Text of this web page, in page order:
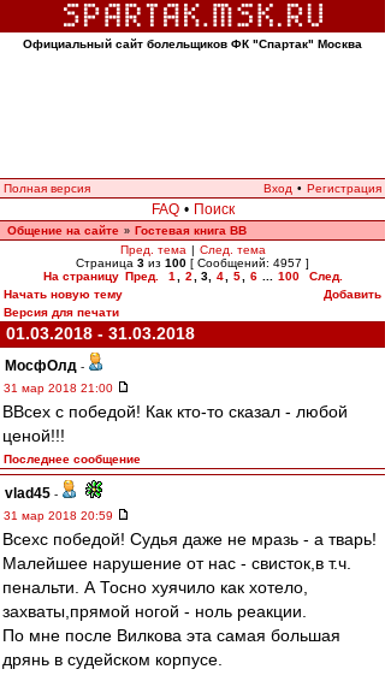
Официальный сайт болельщиков ФК "Спартак" Москва
Полная версия Вход • Регистрация
FAQ • Поиск
Общение на сайте » Гостевая книга ВВ
Пред. тема | След. тема
Страница 3 из 100 [ Сообщений: 4957 ]
На страницу Пред. 1 2 3, 4 5 6 100
След.
Начать новую тему
Добавить
Версия для печати
01.03.2018 - 31.03.2018
МосфОлд -
31 мар 2018 21:00
ВВсех с победой! Как кто-то сказал - любой
ценой!!!
Последнее сообщение
vlad45 -
31 мар 2018 20:59
Всехс победой! Судья даже не мразь - а тварь!
Малейшее нарушение от нас - свисток,в т.ч.
пенальти. А Тосно хуячило как хотело,
захваты,прямой ногой - ноль реакции.
По мне после Вилкова эта самая большая
дрянь в судейском корпусе.